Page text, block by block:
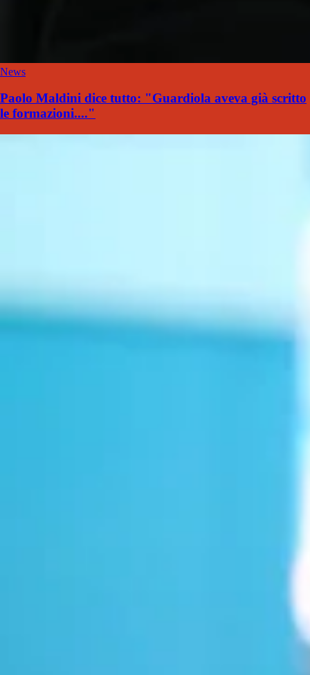
News
Paolo Maldini dice tutto: "Guardiola aveva già scritto
le formazioni...."